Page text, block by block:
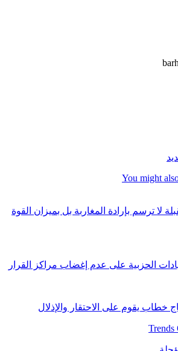
You might
لا ترسم بإرادة المغاربة بل بميزان القوة
الحزبية على عدم إغضاب مراكز القرار
خطاب يقوم على الاحتقار والإذلال